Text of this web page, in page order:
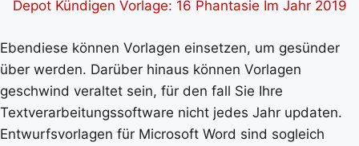
Depot Kündigen Vorlage: 16 Phantasie Im Jahr 2019
Ebendiese können Vorlagen einsetzen, um gesünder
über werden. Darüber hinaus können Vorlagen
geschwind veraltet sein, für den fall Sie Ihre
Textverarbeitungssoftware nicht jedes Jahr updaten.
Entwurfsvorlagen für Microsoft Word sind sogleich